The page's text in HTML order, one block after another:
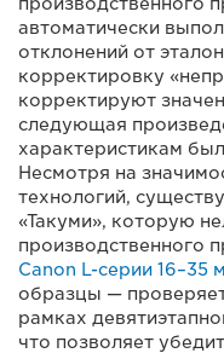
автоматически
отклонений от
корректировку
корректируют
следующая
характеристикам
Несмотря на
технологий,
«Такуми», которую
производственного
Canon L-серии 16–35
образцы —
рамках
что позволяет